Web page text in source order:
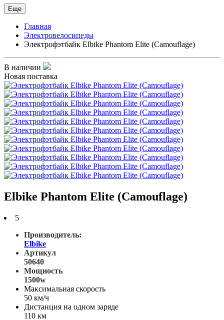
Еще
Главная
Электровелосипеды
Электрофэтбайк Elbike Phantom Elite (Camouflage)
В наличии
Новая поставка
Elbike Phantom Elite (Camouflage)
5
Производитель:
Elbike
Артикул
50640
Мощность
1500w
Максимальная скорость
50 км/ч
Дистанция на одном заряде
110 км